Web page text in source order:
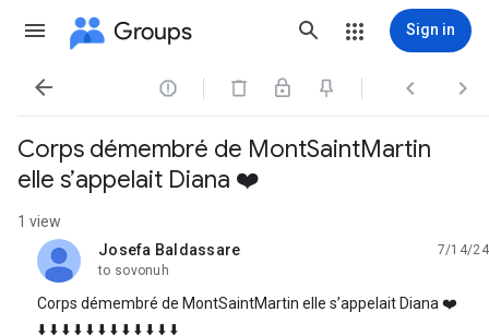
Groups Sign in
   
Corps démembré de MontSaintMartin
elle s’appelait Diana ❤️
1 view
Josefa Baldassare
unread,
7/14/24
to sovonuh
Corps démembré de MontSaintMartin elle s’appelait Diana ❤️
⬇️ ⬇️ ⬇️ ⬇️ ⬇️ ⬇️ ⬇️ ⬇️ ⬇️ ⬇️ ⬇️ ⬇️